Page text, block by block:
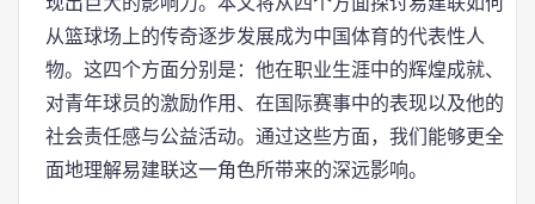
从篮球场上的传奇逐步发展成为中国体育的代表性人
物。这四个方面分别是：他在职业生涯中的辉煌成就、
对青年球员的激励作用、在国际赛事中的表现以及他的
社会责任感与公益活动。通过这些方面，我们能够更全
面地理解易建联这一角色所带来的深远影响。